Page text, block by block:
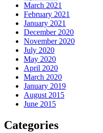
March 2021
February 2021
January 2021
December 2020
November 2020
July 2020
May 2020
April 2020
March 2020
January 2019
August 2015
June 2015
Categories